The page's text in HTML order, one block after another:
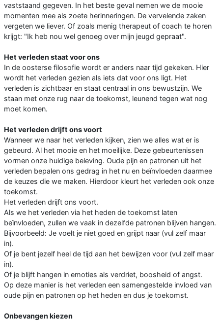
vaststaand gegeven. In het beste geval nemen we de mooie
momenten mee als zoete herinneringen. De vervelende zaken
vergeten we liever. Of zoals menig therapeut of coach te horen
krijgt: "Ik heb nou wel genoeg over mijn jeugd gepraat".
Het verleden staat voor ons
In de oosterse filosofie wordt er anders naar tijd gekeken. Hier
wordt het verleden gezien als iets dat voor ons ligt. Het
verleden is zichtbaar en staat centraal in ons bewustzijn. We
staan met onze rug naar de toekomst, leunend tegen wat nog
moet komen.
Het verleden drijft ons voort
Wanneer we naar het verleden kijken, zien we alles wat er is
gebeurd. Al het mooie en het moeilijke. Deze gebeurtenissen
vormen onze huidige beleving. Oude pijn en patronen uit het
verleden bepalen ons gedrag in het nu en beïnvloeden daarmee
de keuzes die we maken. Hierdoor kleurt het verleden ook onze
toekomst.
Het verleden drijft ons voort.
Als we het verleden via het heden de toekomst laten
beïnvloeden, zullen we vaak in dezelfde patronen blijven hangen.
Bijvoorbeeld: Je voelt je niet goed en grijpt naar (vul zelf maar
in).
Of je bent jezelf heel de tijd aan het bewijzen voor (vul zelf maar
in).
Of je blijft hangen in emoties als verdriet, boosheid of angst.
Op deze manier is het verleden een samengestelde invloed van
oude pijn en patronen op het heden en dus je toekomst.
Onbevangen kiezen